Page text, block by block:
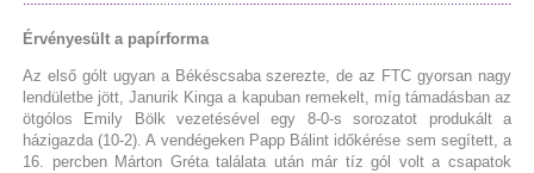
Érvényesült a papírforma
Az első gólt ugyan a Békéscsaba szerezte, de az FTC gyorsan nagy
lendületbe jött, Janurik Kinga a kapuban remekelt, míg támadásban az
ötgólos Emily Bölk vezetésével egy 8-0-s sorozatot produkált a
házigazda (10-2). A vendégeken Papp Bálint időkérése sem segített, a
16. percben Márton Gréta találata után már tíz gól volt a csapatok